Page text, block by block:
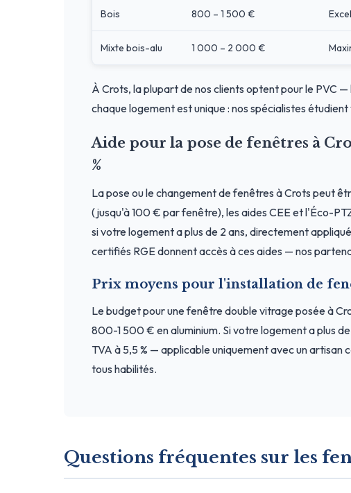
Bois 800 – 1 500 €
Mixte bois-alu 1 000 – 2 000 €
À Crots, la plupart de nos clients optent pour le PVC
chaque logement est unique : nos spécialistes
Aide pour la pose de fenêtres à
%
La pose ou le changement de fenêtres à Crots peut
(jusqu'à 100 € par fenêtre), les aides CEE et l'Éco-
si votre logement a plus de 2 ans, directement
certifiés RGE donnent accès à ces aides — nos
Prix moyens pour l'installation de
Le budget pour une fenêtre double vitrage posée à
800-1 500 € en aluminium. Si votre logement a plus
TVA à 5,5 % — applicable uniquement avec un
tous habilités.
Questions fréquentes sur les